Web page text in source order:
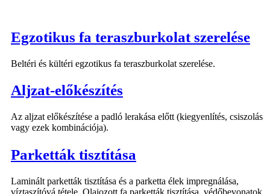
Egzotikus fa teraszburkolat szerelése
Beltéri és kültéri egzotikus fa teraszburkolat szerelése.
Aljzat-előkészítés
Az aljzat előkészítése a padló lerakása előtt (kiegyenlítés, csiszolás
vagy ezek kombinációja).
Parketták tisztítása
Laminált parketták tisztítása és a parketta élek impregnálása,
víztaszítóvá tétele. Olajozott fa parketták tisztítása, védőbevonatok